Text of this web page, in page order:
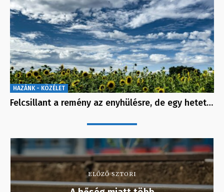
HAZÁNK - KÖZÉLET
Felcsillant a remény az enyhülésre, de egy hetet…
ELŐZŐ SZTORI